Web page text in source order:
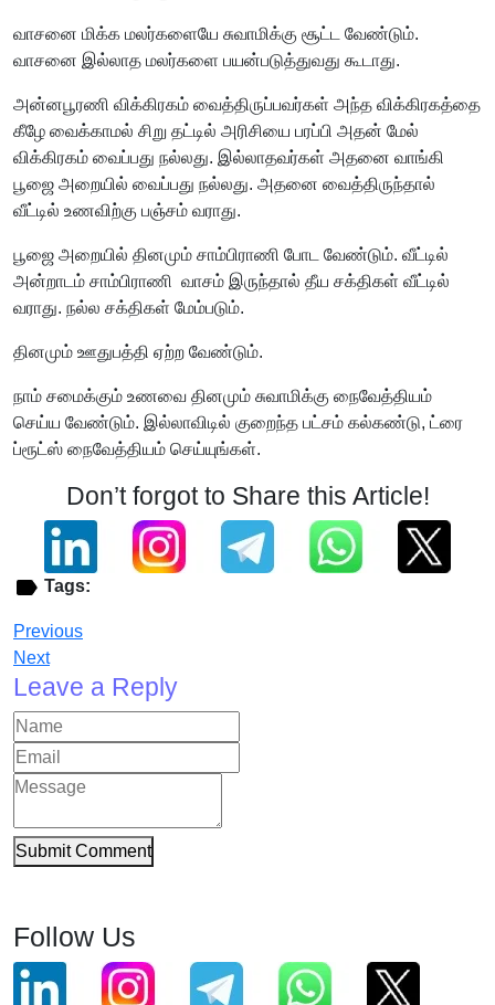
வாசனை மிக்க மலர்களையே சுவாமிக்கு சூட்ட வேண்டும்.
வாசனை இல்லாத மலர்களை பயன்படுத்துவது கூடாது.
அன்னபூரணி விக்கிரகம் வைத்திருப்பவர்கள் அந்த விக்கிரகத்தை
கீழே வைக்காமல் சிறு தட்டில் அரிசியை பரப்பி அதன் மேல்
விக்கிரகம் வைப்பது நல்லது. இல்லாதவர்கள் அதனை வாங்கி
பூஜை அறையில் வைப்பது நல்லது. அதனை வைத்திருந்தால்
வீட்டில் உணவிற்கு பஞ்சம் வராது.
பூஜை அறையில் தினமும் சாம்பிராணி போட வேண்டும். வீட்டில்
அன்றாடம் சாம்பிராணி வாசம் இருந்தால் தீய சக்திகள் வீட்டில்
வராது. நல்ல சக்திகள் மேம்படும்.
தினமும் ஊதுபத்தி ஏற்ற வேண்டும்.
நாம் சமைக்கும் உணவை தினமும் சுவாமிக்கு நைவேத்தியம்
செய்ய வேண்டும். இல்லாவிடில் குறைந்த பட்சம் கல்கண்டு, ட்ரை
ப்ரூட்ஸ் நைவேத்தியம் செய்யுங்கள்.
Don’t forgot to Share this Article!
Tags:
Previous
Next
Leave a Reply
Submit Comment
Follow Us